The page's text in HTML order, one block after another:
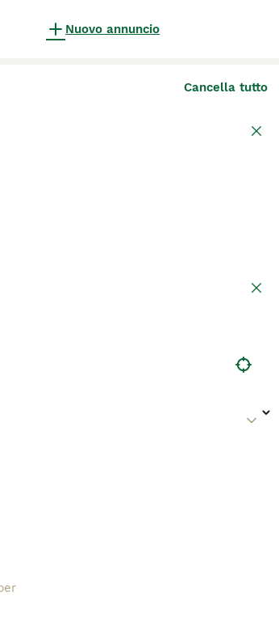
Nuovo annuncio
Cancella tutto